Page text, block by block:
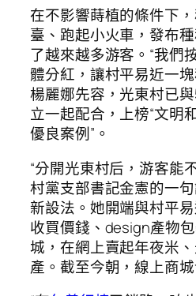
在不影響蒔植的條件下
臺、跑起小火車，發布
了越來越多游客。“我們
體分紅，讓村平易近一
楊麗娜先容，光東村已
立一起配合，上榜“文明
優良案例”。
“分開光東村后，游客能
村黨支部書記金憲的一
新設法。她開端與村平
收買價錢、design產物
城，在網上賣起年夜米
產。截至今朝，線上商